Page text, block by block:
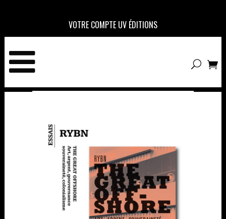
VOTRE COMPTE UV ÉDITIONS